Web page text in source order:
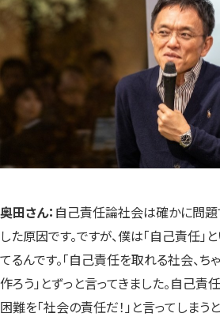
奥田さん： 自己責任論社会は確かに問題
した原因です。ですが、僕は「自己責任
てるんです。「自己責任を取れる社会、
作ろう」とずっと言ってきました。自己責
困難を「社会の責任だ！」と言ってしまう